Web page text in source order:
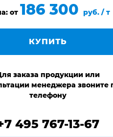
от 186 300 руб. / т
КУПИТЬ
заказа продукции или
менеджера звоните
телефону
495 767-13-67